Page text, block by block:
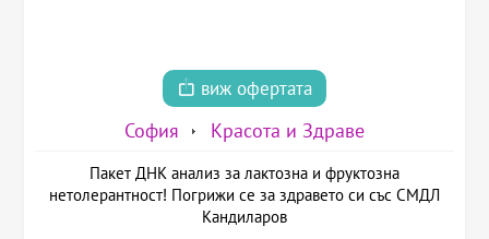
виж офертата
София Красота и Здраве
Пакет ДНК анализ за лактозна и фруктозна
нетолерантност! Погрижи се за здравето си със СМДЛ
Кандиларов